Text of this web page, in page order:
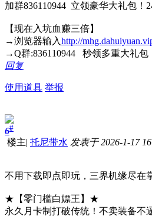
加群836110944 立领豪华大礼包
【现在入坑血赚三倍】
→浏览器输入http://
→Q群:836110944 秒领多重大礼包
回复
使用道具 举报
6#
楼主| 托尼带水 发表于 2026-1-17
不用下载即点即玩，三界机缘尽在
★【零门槛白嫖王】★
永久月卡制打破传统！不卖装备